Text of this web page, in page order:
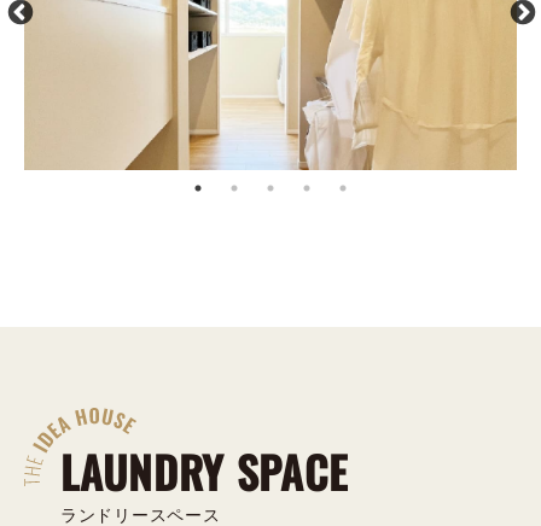
LAUNDRY SPACE
ランドリースペース